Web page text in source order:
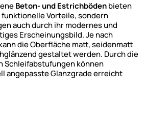
Beton- und Estrichbödenbieten
Vorteile, sondern
auch durch ihr modernes und
Erscheinungsbild. Je nach
die Oberfläche matt, seidenmatt
gestaltet werden. Durch die
Schleifabstufungen können
angepasste Glanzgrade erreicht